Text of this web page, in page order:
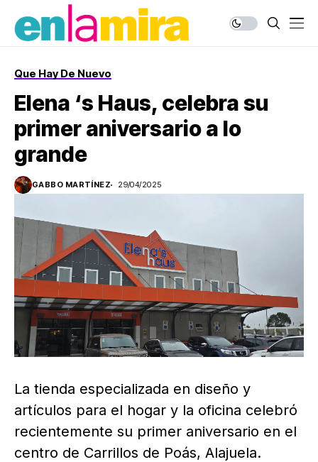
Que Hay De Nuevo
Elena ‘s Haus, celebra su
primer aniversario a lo
grande
GABBO MARTÍNEZ 29/04/2025
La tienda especializada en diseño y
artículos para el hogar y la oficina celebró
recientemente su primer aniversario en el
centro de Carrillos de Poás, Alajuela.